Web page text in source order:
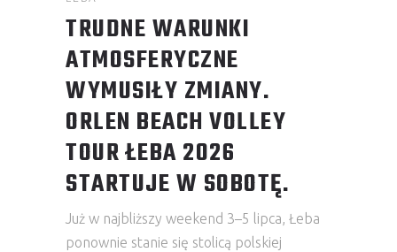
TRUDNE WARUNKI
ATMOSFERYCZNE
WYMUSIŁY ZMIANY.
ORLEN BEACH VOLLEY
TOUR ŁEBA 2026
STARTUJE W SOBOTĘ.
Już w najbliższy weekend 3–5 lipca, Łeba
ponownie stanie się stolicą polskiej